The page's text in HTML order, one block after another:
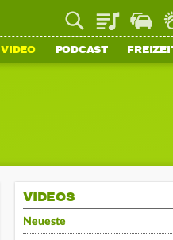
Playlist
VIDEO PODCAST
VIDEOS
Neueste